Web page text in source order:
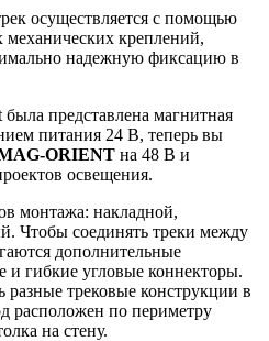
осуществляется с помощью
креплений,
надежную фиксацию в
представлена магнитная
питания 24 В, теперь вы
ORIENT на 48 В и
освещения.
монтажа: накладной,
Чтобы соединять треки между
дополнительные
и гибкие угловые коннекторы.
разные трековые конструкции в
расположен по периметру
на стену.